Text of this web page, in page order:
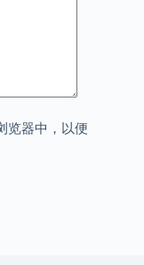
览器中，以便